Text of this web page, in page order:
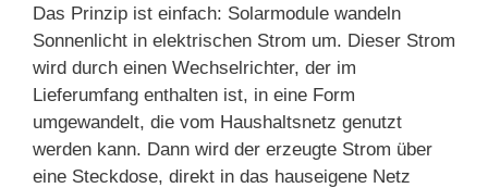
Das Prinzip ist einfach: Solarmodule wandeln
Sonnenlicht in elektrischen Strom um. Dieser Strom
wird durch einen Wechselrichter, der im
Lieferumfang enthalten ist, in eine Form
umgewandelt, die vom Haushaltsnetz genutzt
werden kann. Dann wird der erzeugte Strom über
eine Steckdose, direkt in das hauseigene Netz